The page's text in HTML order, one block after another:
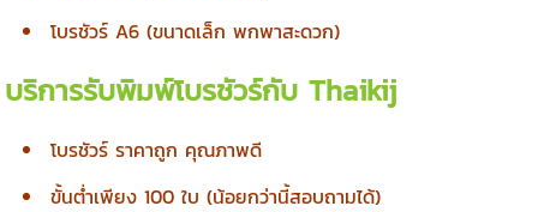
โบรชัวร์ A6 (ขนาดเล็ก พกพาสะดวก)
บริการรับพิมพ์โบรชัวร์กับ Thaikij
โบรชัวร์ ราคาถูก คุณภาพดี
ขั้นต่ำเพียง 100 ใบ (น้อยกว่านี้สอบถามได้)